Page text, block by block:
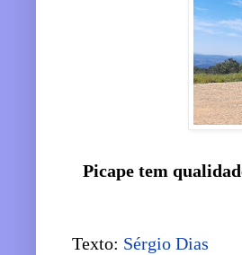
Picape tem
Texto: Sérgio Dias